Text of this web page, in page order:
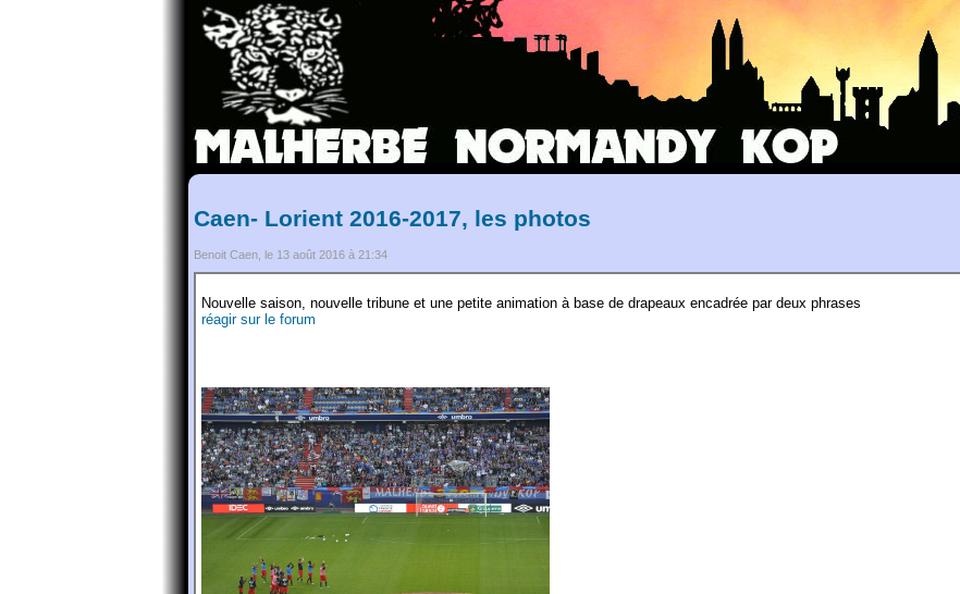
Caen- Lorient 2016-2017, les photos
Benoit Caen, le 13 août 2016 à 21:34
Nouvelle saison, nouvelle tribune et une petite animation à base de drapeaux encadrée par deux phrases
réagir sur le forum